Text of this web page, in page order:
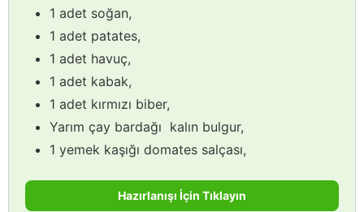
1 adet soğan,
1 adet patates,
1 adet havuç,
1 adet kabak,
1 adet kırmızı biber,
Yarım çay bardağı kalın bulgur,
1 yemek kaşığı domates salçası,
Hazırlanışı İçin Tıklayın